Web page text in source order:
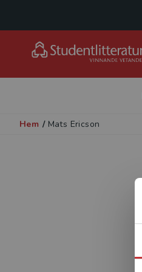
Hem / Mats Ericson